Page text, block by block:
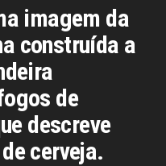
imagem da
construída a
de
descreve
cerveja.